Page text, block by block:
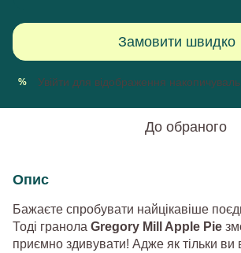
Замовити швидко
% Увійти для відображення
До обраного
Опис
Бажаєте спробувати найцікавіше
Тоді гранола Gregory Mill Apple Pie
приємно здивувати! Адже як тільки ви